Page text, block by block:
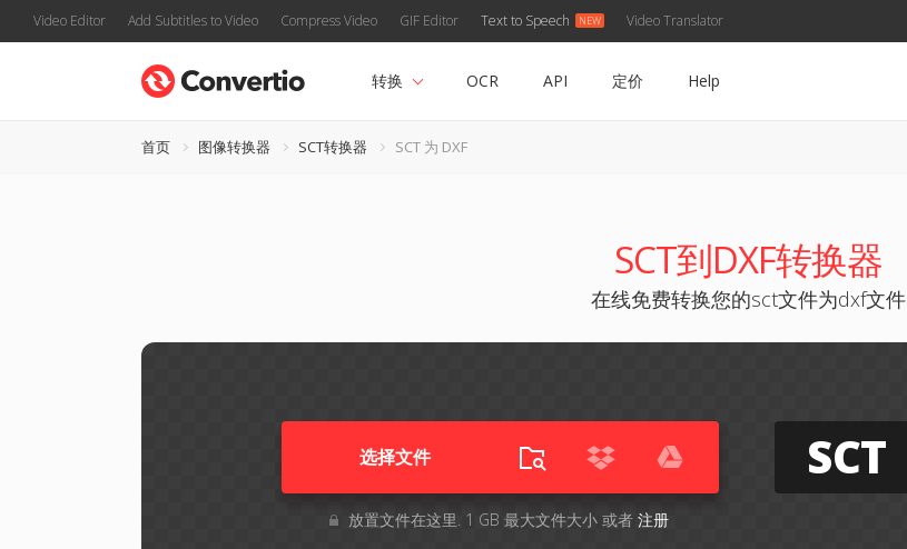
Video Editor Add Subtitles to Video Compress Video GIF Editor Text to Speech Video Translator
转换 OCR API 定价 Help
首页 图像转换器 SCT转换器 SCT 为 DXF
SCT到DXF转换器
在线免费转换您的sct文件为dxf文件
选择文件
放置文件在这里. 1 GB 最大文件大小 或者 注册
SCT